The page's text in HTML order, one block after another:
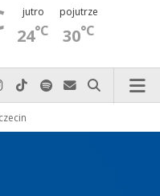
jutro
24°C
pojutrze
30°C
do nas zadzwoń
nas na Facebook-u
nas na X
Odwiedź nas na Instagram-ie
Odwiedź nas na TikTok-u
Szukaj nas na Spotify
Wyślij do nas
Szukaj